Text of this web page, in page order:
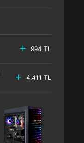
994 TL
4.411 TL